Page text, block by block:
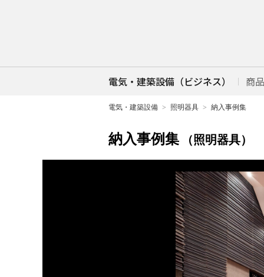
電気・建築設備（ビジネス） 商
電気・建築設備 照明器具 納入事例集
納入事例集 （照明器具）